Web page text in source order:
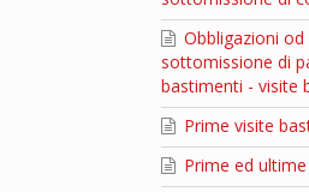
Obbligazioni od
sottomissione di
bastimenti - visite
Prime visite
Prime ed